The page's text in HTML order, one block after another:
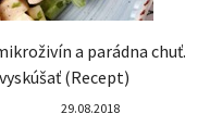
a parádna chuť.
(Recept)
29.08.2018